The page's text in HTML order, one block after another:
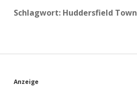
Schlagwort: Huddersfield Town
S
Anzeige